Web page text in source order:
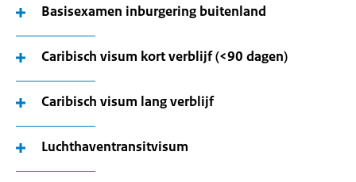
Basisexamen inburgering buitenland
Caribisch visum kort verblijf (<90 dagen)
Caribisch visum lang verblijf
Luchthaventransitvisum